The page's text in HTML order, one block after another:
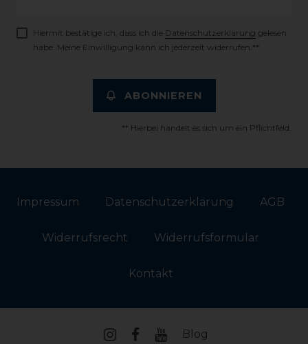
Hiermit bestätige ich, dass ich die Daten­schutz­erklärung gelesen
habe. Meine Einwilligung kann ich jederzeit widerrufen.**
ABONNIEREN
** Hierbei handelt es sich um ein Pflichtfeld.
Impressum Daten­schutz­erklärung AGB
Widerrufs­recht Widerrufs­formular
Kontakt
Blog